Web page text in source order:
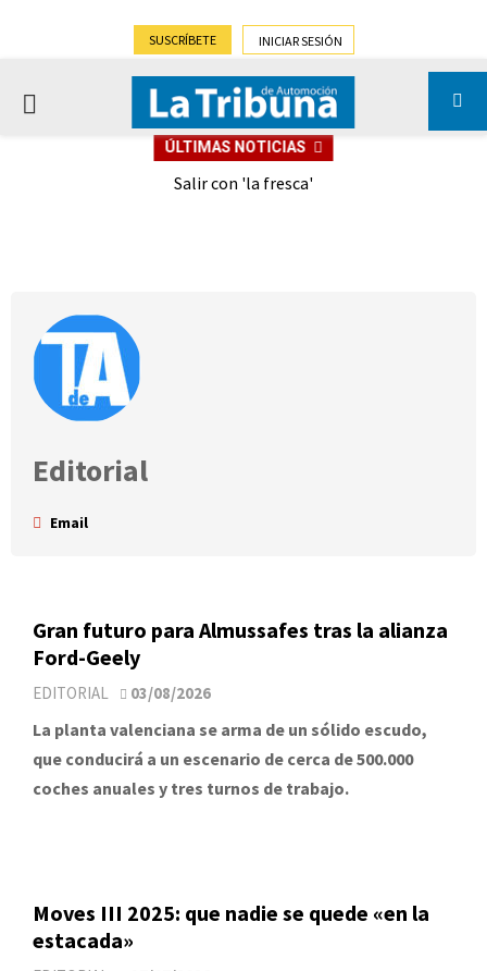
SUSCRÍBETE INICIAR SESIÓN
PRIMARY
ÚLTIMAS NOTICIAS
Salir con 'la fresca'
Editorial
Email
Gran futuro para Almussafes tras la alianza
Ford-Geely
EDITORIAL 03/08/2026
La planta valenciana se arma de un sólido escudo,
que conducirá a un escenario de cerca de 500.000
coches anuales y tres turnos de trabajo.
Moves III 2025: que nadie se quede «en la
estacada»